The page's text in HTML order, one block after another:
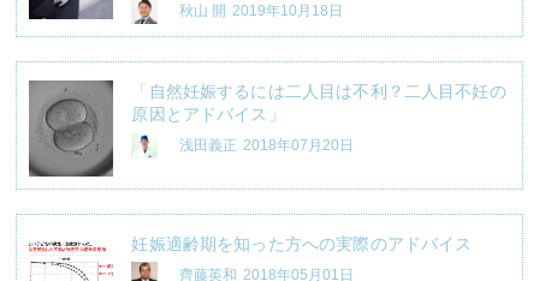
秋山 開 2019年10月18日
「自然妊娠するには二人目は不利？二人目不妊の
原因とアドバイス」
浅田義正 2018年07月20日
妊娠適齢期を知った方への実際のアドバイス
齊藤英和 2018年05月01日